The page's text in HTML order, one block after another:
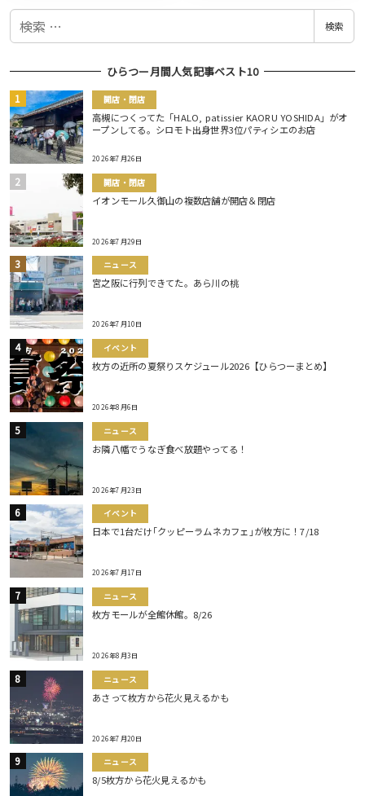
検
検索
ひらつー月間人気記事ベスト10
開店・閉店
高槻につくってた「HALO, patissier KAORU YOSHIDA」がオ
ープンしてる。シロモト出身世界3位パティシエのお店
2026年7月26日
開店・閉店
イオンモール久御山の複数店舗が開店＆閉店
2026年7月29日
ニュース
宮之阪に行列できてた。あら川の桃
2026年7月10日
イベント
枚方の近所の夏祭りスケジュール2026【ひらつーまとめ】
2026年8月6日
ニュース
お隣八幡でうなぎ食べ放題やってる！
2026年7月23日
イベント
日本で1台だけ｢クッピーラムネカフェ｣が枚方に！7/18
2026年7月17日
ニュース
枚方モールが全館休館。8/26
2026年8月3日
ニュース
あさって枚方から花火見えるかも
2026年7月20日
ニュース
8/5枚方から花火見えるかも